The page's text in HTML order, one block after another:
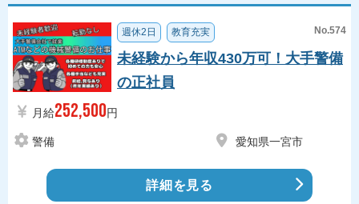
週休2日 教育充実 No.574
未経験から年収430万可！大手警備
の正社員
月給252,500円
警備 愛知県一宮市
詳細を見る